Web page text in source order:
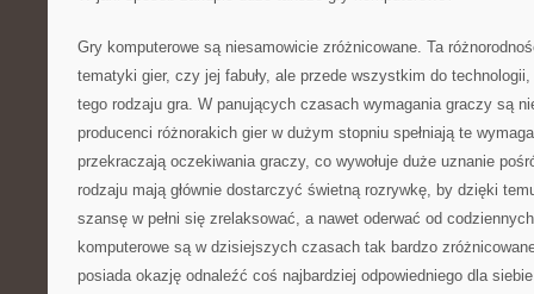
Gry komputerowe są niesamowicie zróżnicowane. Ta
tematyki gier, czy jej fabuły, ale przede wszystkim do technologii,
tego rodzaju gra. W panujących czasach wymagania graczy są
producenci różnorakich gier w dużym stopniu spełniają te
przekraczają oczekiwania graczy, co wywołuje duże uznanie
rodzaju mają głównie dostarczyć świetną rozrywkę, by dzięki
szansę w pełni się zrelaksować, a nawet oderwać od
komputerowe są w dzisiejszych czasach tak bardzo
posiada okazję odnaleźć coś najbardziej odpowiedniego dla